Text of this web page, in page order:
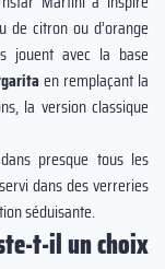
de citron ou d’orange
jouent avec la base
en remplaçant la
la version classique
presque tous les
dans des verreries
séduisante.
t-il un choix